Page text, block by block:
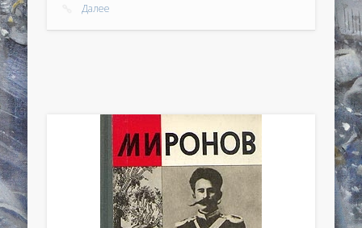
Далее